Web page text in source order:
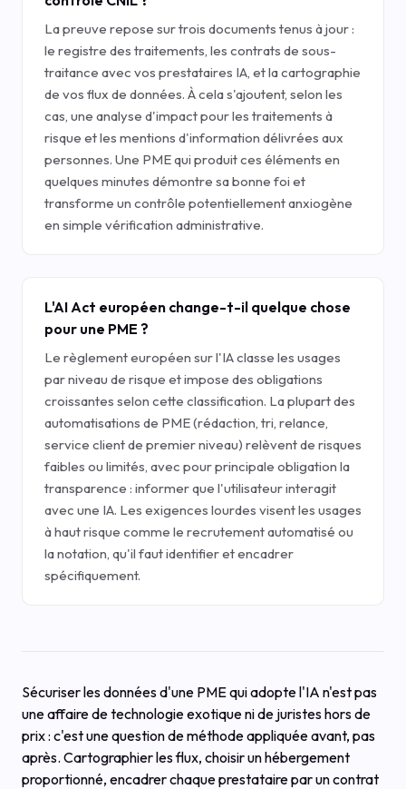
La preuve repose sur trois documents tenus à jour :
le registre des traitements, les contrats de sous-
traitance avec vos prestataires IA, et la cartographie
de vos flux de données. À cela s'ajoutent, selon les
cas, une analyse d'impact pour les traitements à
risque et les mentions d'information délivrées aux
personnes. Une PME qui produit ces éléments en
quelques minutes démontre sa bonne foi et
transforme un contrôle potentiellement anxiogène
en simple vérification administrative.
L'AI Act européen change-t-il quelque chose
pour une PME ?
Le règlement européen sur l'IA classe les usages
par niveau de risque et impose des obligations
croissantes selon cette classification. La plupart des
automatisations de PME (rédaction, tri, relance,
service client de premier niveau) relèvent de risques
faibles ou limités, avec pour principale obligation la
transparence : informer que l'utilisateur interagit
avec une IA. Les exigences lourdes visent les usages
à haut risque comme le recrutement automatisé ou
la notation, qu'il faut identifier et encadrer
spécifiquement.
Sécuriser les données d'une PME qui adopte l'IA n'est pas
une affaire de technologie exotique ni de juristes hors de
prix : c'est une question de méthode appliquée avant, pas
après. Cartographier les flux, choisir un hébergement
proportionné, encadrer chaque prestataire par un contrat